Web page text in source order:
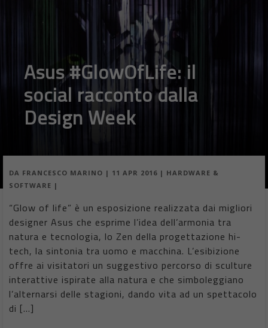
Asus #GlowOfLife: il
social racconto dalla
Design Week
DA FRANCESCO MARINO | 11 APR 2016 | HARDWARE &
SOFTWARE |
“Glow of life” è un esposizione realizzata dai migliori
designer Asus che esprime l’idea dell’armonia tra
natura e tecnologia, lo Zen della progettazione hi-
tech, la sintonia tra uomo e macchina. L’esibizione
offre ai visitatori un suggestivo percorso di sculture
interattive ispirate alla natura e che simboleggiano
l’alternarsi delle stagioni, dando vita ad un spettacolo
di […]